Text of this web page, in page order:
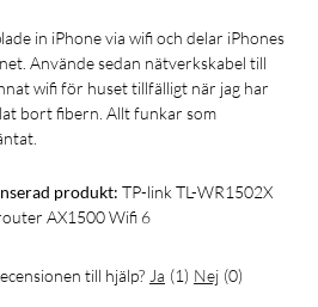
täckningen i områden med svag
eget nätverk när du ansluter till
nätverk via en kabel och
för andra enheter. Används
ett befintligt. Till skillnad från
Använde sedan nätverkskabel till
wifi för huset tillfälligt när jag har
bort fibern. Allt funkar som
produkt: TP-link TL-WR1502X
AX1500 Wifi 6
till hjälp? Ja (1) Nej (0)